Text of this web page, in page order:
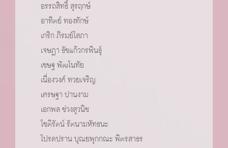
อรรถสิทธิ์ สุรฤกษ์
อาทิตย์ ทองทักษ์
เกริก ภิรมย์โสภา
เจษฏา ธัชแก้วกรพินธ์ุ
เชษฐ พัฒโนทัย
เนื่องวงศ์ ทวยเจริญ
เศรษฐา ปานงาม
เอกพล ช่วงสุวนิช
โชติรัตน์ รัตนามหัทธนะ
โปรดปราน บุณยพุกกณะ พิตรสาธร